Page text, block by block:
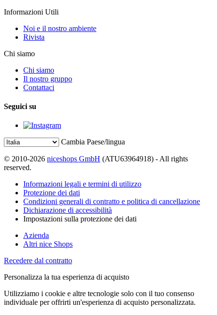
Informazioni Utili
Noi e il nostro ambiente
Rivista
Chi siamo
Chi siamo
Il nostro gruppo
Contattaci
Seguici su
Cambia Paese/lingua
© 2010-2026 niceshops GmbH (ATU63964918) - All rights
reserved.
Informazioni legali e termini di utilizzo
Protezione dei dati
Condizioni generali di contratto e politica di cancellazione
Dichiarazione di accessibilità
Impostazioni sulla protezione dei dati
Azienda
Altri nice Shops
Recedere dal contratto
Personalizza la tua esperienza di acquisto
Utilizziamo i cookie e altre tecnologie solo con il tuo consenso
individuale per offrirti un'esperienza di acquisto personalizzata.